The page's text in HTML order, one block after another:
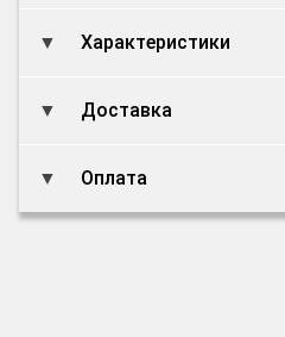
Характеристики
Доставка
Оплата